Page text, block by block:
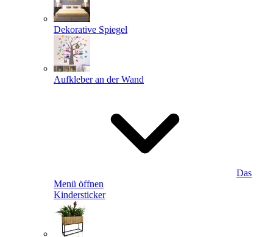
Dekorative Spiegel
Aufkleber an der Wand
Das
Menü öffnen
Kindersticker